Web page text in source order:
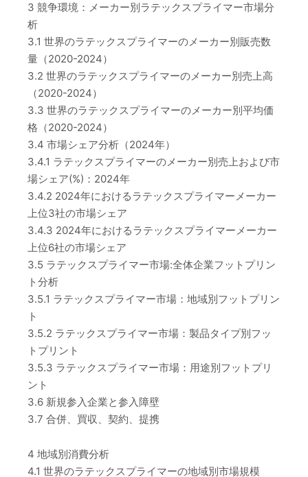
3 競争環境：メーカー別ラテックスプライマー市場分
析
3.1 世界のラテックスプライマーのメーカー別販売数
量（2020-2024）
3.2 世界のラテックスプライマーのメーカー別売上高
（2020-2024）
3.3 世界のラテックスプライマーのメーカー別平均価
格（2020-2024）
3.4 市場シェア分析（2024年）
3.4.1 ラテックスプライマーのメーカー別売上および市
場シェア(%)：2024年
3.4.2 2024年におけるラテックスプライマーメーカー
上位3社の市場シェア
3.4.3 2024年におけるラテックスプライマーメーカー
上位6社の市場シェア
3.5 ラテックスプライマー市場:全体企業フットプリン
ト分析
3.5.1 ラテックスプライマー市場：地域別フットプリン
ト
3.5.2 ラテックスプライマー市場：製品タイプ別フッ
トプリント
3.5.3 ラテックスプライマー市場：用途別フットプリ
ント
3.6 新規参入企業と参入障壁
3.7 合併、買収、契約、提携
4 地域別消費分析
4.1 世界のラテックスプライマーの地域別市場規模